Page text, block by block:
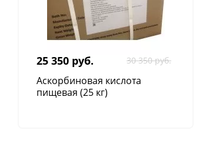
25 350 руб. 30 350 руб.
Аскорбиновая кислота
пищевая (25 кг)